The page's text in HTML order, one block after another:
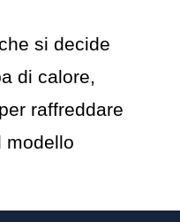
si decide
di calore,
raffreddare
modello